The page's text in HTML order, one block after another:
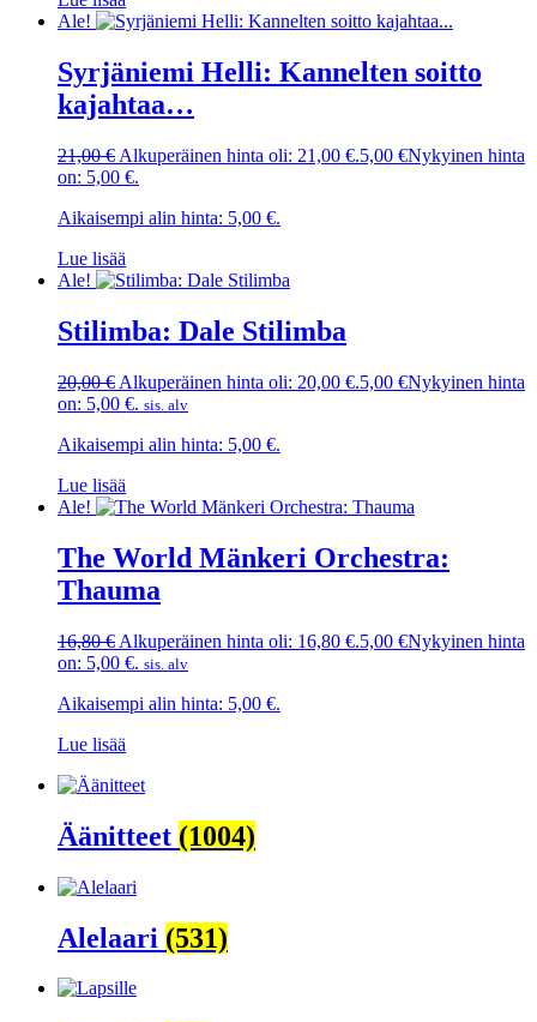
Ale!
Syrjäniemi Helli: Kannelten soitto
kajahtaa…
21,00€ Alkuperäinen hinta oli: 21,00 €.5,00 €Nykyinen hinta
on: 5,00 €.
Aikaisempi alin hinta: 5,00 €.
Lue lisää
Ale!
Stilimba: Dale Stilimba
20,00€ Alkuperäinen hinta oli: 20,00 €.5,00 €Nykyinen hinta
on: 5,00 €. sis. alv
Aikaisempi alin hinta: 5,00 €.
Lue lisää
Ale!
The World Mänkeri Orchestra:
Thauma
16,80€ Alkuperäinen hinta oli: 16,80 €.5,00 €Nykyinen hinta
on: 5,00 €. sis. alv
Aikaisempi alin hinta: 5,00 €.
Lue lisää
Äänitteet (1004)
Alelaari (531)